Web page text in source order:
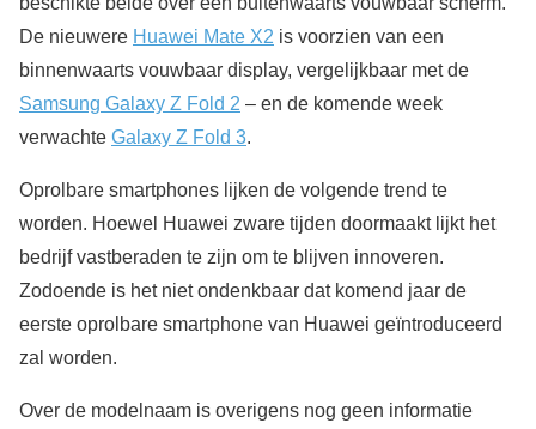
De nieuwere Huawei Mate X2 is voorzien van een
binnenwaarts vouwbaar display, vergelijkbaar met de
Samsung Galaxy Z Fold 2 – en de komende week
verwachte Galaxy Z Fold 3.
Oprolbare smartphones lijken de volgende trend te
worden. Hoewel Huawei zware tijden doormaakt lijkt het
bedrijf vastberaden te zijn om te blijven innoveren.
Zodoende is het niet ondenkbaar dat komend jaar de
eerste oprolbare smartphone van Huawei geïntroduceerd
zal worden.
Over de modelnaam is overigens nog geen informatie